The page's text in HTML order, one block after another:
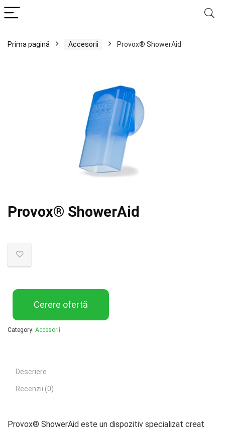
Prima pagină Accesorii Provox® ShowerAid
Provox® ShowerAid
Cerere ofertă
Category: Accesorii
Descriere
Recenzii (0)
Provox® ShowerAid este un dispozitiv specializat creat